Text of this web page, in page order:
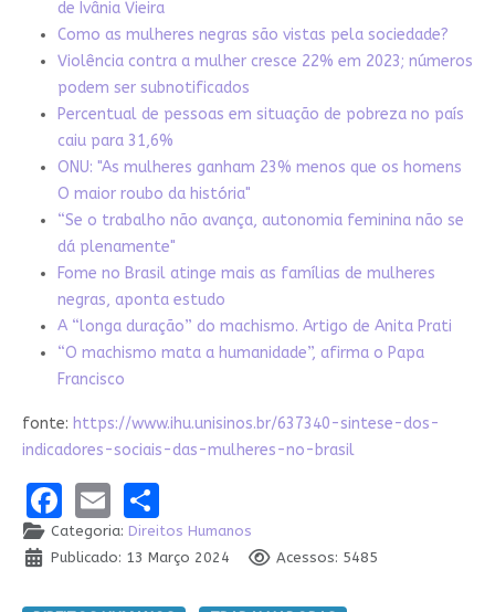
de Ivânia Vieira
Como as mulheres negras são vistas pela sociedade?
Violência contra a mulher cresce 22% em 2023; números
podem ser subnotificados
Percentual de pessoas em situação de pobreza no país
caiu para 31,6%
ONU: "As mulheres ganham 23% menos que os homens
O maior roubo da história"
“Se o trabalho não avança, autonomia feminina não se
dá plenamente"
Fome no Brasil atinge mais as famílias de mulheres
negras, aponta estudo
A “longa duração” do machismo. Artigo de Anita Prati
“O machismo mata a humanidade”, afirma o Papa
Francisco
fonte: https://www.ihu.unisinos.br/637340-sintese-dos-
indicadores-sociais-das-mulheres-no-brasil
Facebook
EmailShare
Categoria: Direitos Humanos
Publicado: 13 Março 2024
Acessos: 5485